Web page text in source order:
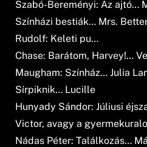
Szabó-Bereményi: Az ajtó…
Színházi bestiák… Mrs.
Rudolf: Keleti pu…
Chase: Barátom, Harvey!…
Maugham: Színház… Julia
Sírpiknik… Lucille
Hunyady Sándor: Júliusi
Victor, avagy a
Nádas Péter: Találkozás…